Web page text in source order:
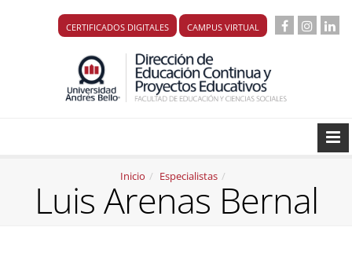
CERTIFICADOS DIGITALES CAMPUS VIRTUAL
Inicio Especialistas
Luis Arenas Bernal